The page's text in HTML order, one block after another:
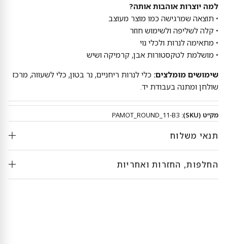
למה יוצרות אוהבות אותה?
• תוצאה שמרגישה כמו מוצר מעוצב
• קלה לשליפה ולשימוש חוזר
• מתאימה לנרות ולכלי נוי
• מושלמת לטקסטורות אבן, קרמיקה ושיש
שימושים מומלצים: כלי לנרות ריחניים, נר בטון, כלי לשעווה, מרכז
שולחן ומתנה בעבודת יד.
מק״ט (SKU): PAMOT_ROUND_11-B3
תנאי משלוח
החלפות, החזרות ואחריות